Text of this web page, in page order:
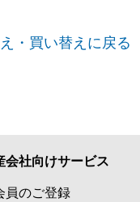
・買い替えに戻る
会社向けサービス
員のご登録